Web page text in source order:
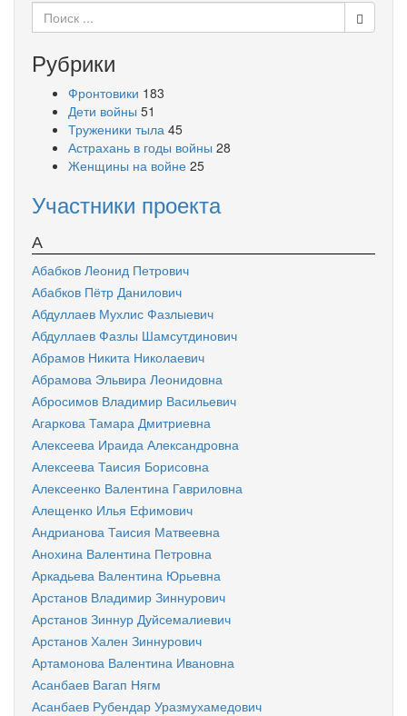
Поиск
для:
Рубрики
Фронтовики 183
Дети войны 51
Труженики тыла 45
Астрахань в годы войны 28
Женщины на войне 25
Участники проекта
А
Абабков Леонид Петрович
Абабков Пётр Данилович
Абдуллаев Мухлис Фазлыевич
Абдуллаев Фазлы Шамсутдинович
Абрамов Никита Николаевич
Абрамова Эльвира Леонидовна
Абросимов Владимир Васильевич
Агаркова Тамара Дмитриевна
Алексеева Ираида Александровна
Алексеева Таисия Борисовна
Алексеенко Валентина Гавриловна
Алещенко Илья Ефимович
Андрианова Таисия Матвеевна
Анохина Валентина Петровна
Аркадьева Валентина Юрьевна
Арстанов Владимир Зиннурович
Арстанов Зиннур Дуйсемалиевич
Арстанов Хален Зиннурович
Артамонова Валентина Ивановна
Асанбаев Вагап Нягм
Асанбаев Рубендар Уразмухамедович